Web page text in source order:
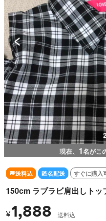
現在、 1名がこ
送料込 匿名配送 すぐに購入
150cm ラブラビ肩出しト
¥1,888 送料込